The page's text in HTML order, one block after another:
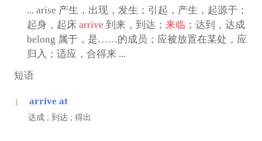
... arise 产生，出现，发生；引起，产生，起源于；
起身，起床 arrive 到来，到达； 来临 ；达到，达成
belong 属于，是……的成员；应被放置在某处，应
归入；适应，合得来 ...
短语
1 arrive at
达成 ; 到达 ; 得出